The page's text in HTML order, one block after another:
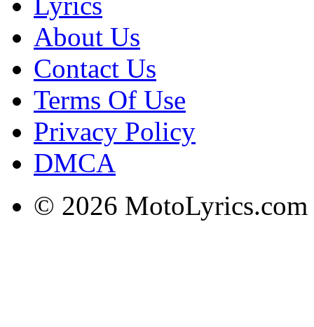
About Us
Contact Us
Terms Of Use
Privacy Policy
DMCA
© 2026 MotoLyrics.com